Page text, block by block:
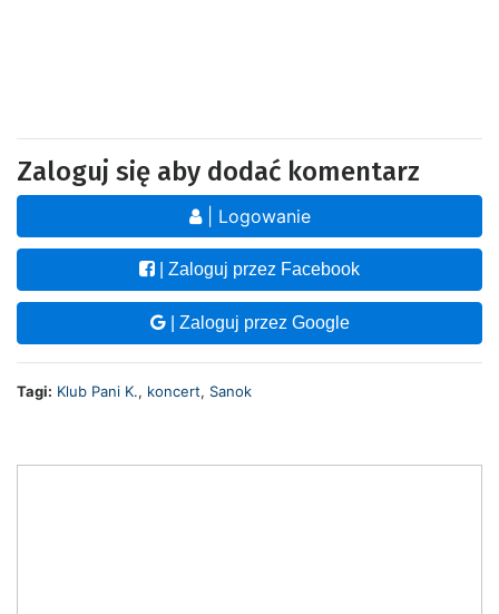
Zaloguj się aby dodać komentarz
| Logowanie
| Zaloguj przez Facebook
| Zaloguj przez Google
Tagi: Klub Pani K., koncert, Sanok